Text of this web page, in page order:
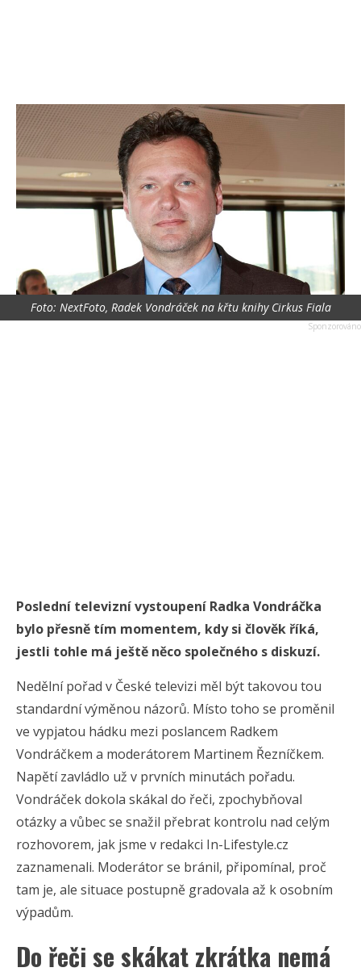
Foto: NextFoto, Radek Vondráček na křtu knihy Cirkus Fiala
Poslední televizní vystoupení Radka Vondráčka
bylo přesně tím momentem, kdy si člověk říká,
jestli tohle má ještě něco společného s diskuzí.
Nedělní pořad v České televizi měl být takovou tou
standardní výměnou názorů. Místo toho se proměnil
ve vypjatou hádku mezi poslancem Radkem
Vondráčkem a moderátorem Martinem Řezníčkem.
Napětí zavládlo už v prvních minutách pořadu.
Vondráček dokola skákal do řeči, zpochybňoval
otázky a vůbec se snažil přebrat kontrolu nad celým
rozhovorem, jak jsme v redakci In-Lifestyle.cz
zaznamenali. Moderátor se bránil, připomínal, proč
tam je, ale situace postupně gradovala až k osobním
výpadům.
Do řeči se skákat zkrátka nemá